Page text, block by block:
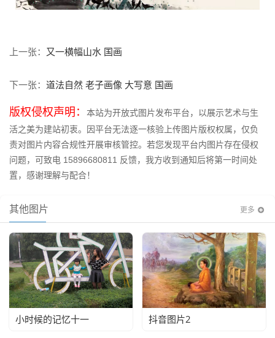
上一张： 又一横幅山水 国画
下一张： 道法自然 老子画像 大写意 国画
版权侵权声明：
本站为开放式图片发布平台，以展示艺术与生
活之美为建站初衷。因平台无法逐一核验上传图片版权权属，仅负
责对图片内容合规性开展审核管控。若您发现平台内图片存在侵权
问题，可致电 15896680811 反馈，我方收到通知后将第一时间处
置，感谢理解与配合！
其他图片 更多
小时候的记忆十一 抖音图片2